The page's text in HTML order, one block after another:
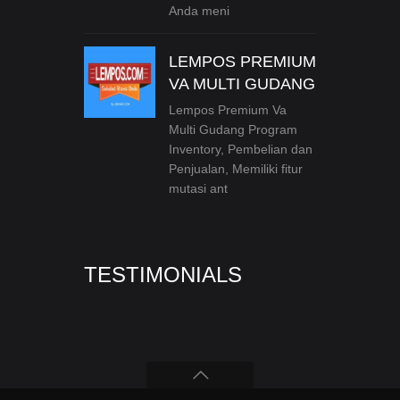
Anda meni
LEMPOS PREMIUM
VA MULTI GUDANG
Lempos Premium Va
Multi Gudang Program
Inventory, Pembelian dan
Penjualan, Memiliki fitur
mutasi ant
TESTIMONIALS